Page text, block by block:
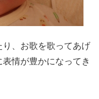
、お歌を歌ってあげ
情が豊かになってき